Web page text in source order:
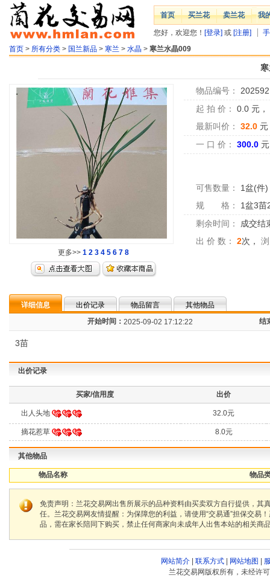
首页 买兰花 卖兰花 我
您好，欢迎您！ [登录] 或 [注册]
首页 > 所有分类 > 国兰新品 > 寒兰 > 水晶 > 寒兰水晶009
更多>> 1 2 3 4 5 6 7 8
物品编号：
起 拍 价：
0.0 元，
最新叫价：
32.0 元
一 口 价：
300.0 元
可售数量： 1盆(件)
规 格：
1盆3苗
剩余时间：
成交结
出 价 数：
2次，
详细信息 出价记录 物品留言
其他物品
开始时间： 2025-09-02 17:12:22 结
3苗
出价记录
买家/信用度 出价
出人头地 32.0元
摘花惹草 8.0元
其他物品
物品名称 物品
免责声明：兰花交易网出售所展示的品种资料由买卖双方自行提供，
任。兰花交易网友情提醒：为保障您的利益，请使用“交易通”担保交
品，需在家长陪同下购买，禁止任何商家向未成年人出售本站的相关商
网站简介| 联系方式| 网站地图
兰花交易网版权所有，未经许